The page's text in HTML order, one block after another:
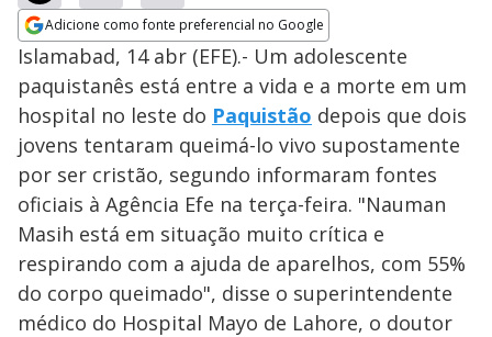
Adicione como fonte preferencial no Google
Opens in new window
Islamabad, 14 abr (EFE).- Um adolescente
paquistanês está entre a vida e a morte em um
hospital no leste do Paquistão depois que dois
jovens tentaram queimá-lo vivo supostamente
por ser cristão, segundo informaram fontes
oficiais à Agência Efe na terça-feira. "Nauman
Masih está em situação muito crítica e
respirando com a ajuda de aparelhos, com 55%
do corpo queimado", disse o superintendente
médico do Hospital Mayo de Lahore, o doutor